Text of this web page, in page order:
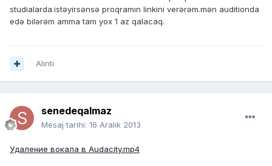
studialarda.istəyirsənsə proqramın linkini verərəm.mən auditionda
edə bilərəm amma tam yox 1 az qalacaq.
Alıntı
senedeqalmaz
Mesaj tarihi: 16 Aralık 2013
Удаление вокала в Audacity.mp4